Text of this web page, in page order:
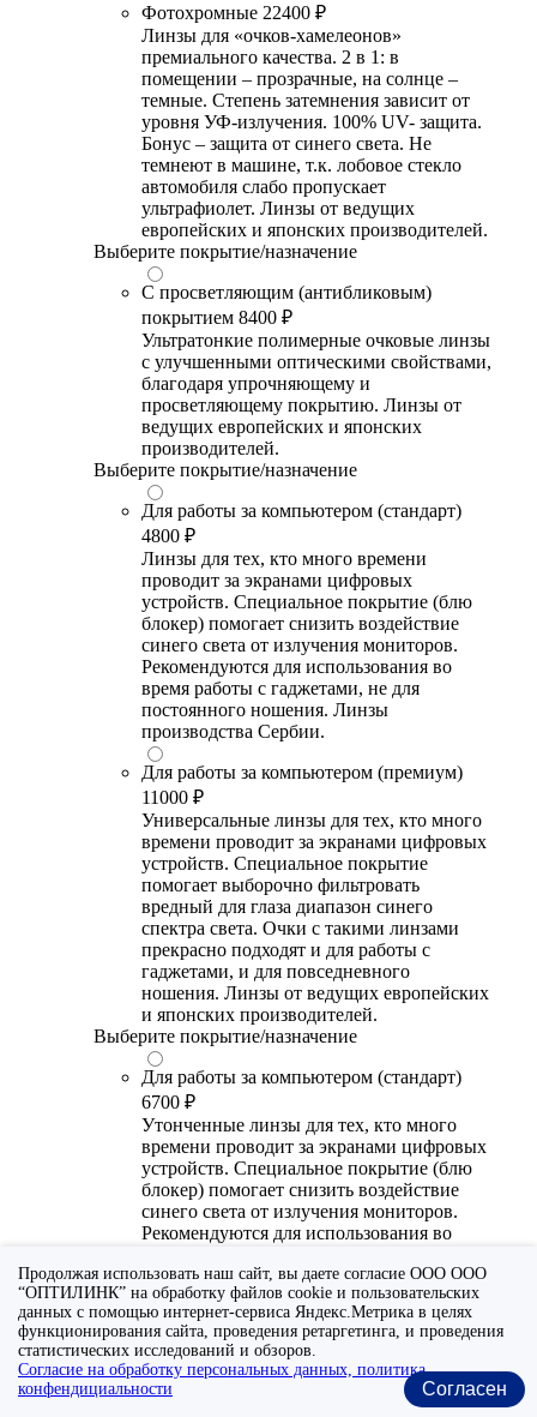
Фотохромные 22400 ₽
Линзы для «очков-хамелеонов»
премиального качества. 2 в 1: в
помещении – прозрачные, на солнце –
темные. Степень затемнения зависит от
уровня УФ-излучения. 100% UV- защита.
Бонус – защита от синего света. Не
темнеют в машине, т.к. лобовое стекло
автомобиля слабо пропускает
ультрафиолет. Линзы от ведущих
европейских и японских производителей.
Выберите покрытие/назначение
С просветляющим (антибликовым)
покрытием 8400 ₽
Ультратонкие полимерные очковые линзы
с улучшенными оптическими свойствами,
благодаря упрочняющему и
просветляющему покрытию. Линзы от
ведущих европейских и японских
производителей.
Выберите покрытие/назначение
Для работы за компьютером (стандарт)
4800 ₽
Линзы для тех, кто много времени
проводит за экранами цифровых
устройств. Специальное покрытие (блю
блокер) помогает снизить воздействие
синего света от излучения мониторов.
Рекомендуются для использования во
время работы с гаджетами, не для
постоянного ношения. Линзы
производства Сербии.
Для работы за компьютером (премиум)
11000 ₽
Универсальные линзы для тех, кто много
времени проводит за экранами цифровых
устройств. Специальное покрытие
помогает выборочно фильтровать
вредный для глаза диапазон синего
спектра света. Очки с такими линзами
прекрасно подходят и для работы с
гаджетами, и для повседневного
ношения. Линзы от ведущих европейских
и японских производителей.
Выберите покрытие/назначение
Для работы за компьютером (стандарт)
6700 ₽
Утонченные линзы для тех, кто много
времени проводит за экранами цифровых
устройств. Специальное покрытие (блю
блокер) помогает снизить воздействие
синего света от излучения мониторов.
Рекомендуются для использования во
постоянного ношения. Линзы
производства Сербии или Ю.-В. Азии.
Для работы за компьютером (премиум)
20300 ₽
Универсальные утонченные линзы для
тех, кто много времени проводит за
Продолжая использовать наш сайт, вы даете согласие ООО ООО
“ОПТИЛИНК” на обработку файлов cookie и пользовательских
данных с помощью интернет-сервиса Яндекс.Метрика в целях
функционирования сайта, проведения ретаргетинга, и проведения
статистических исследований и обзоров.
Согласие на обработку персональных данных, политика
конфендициальности
Согласен